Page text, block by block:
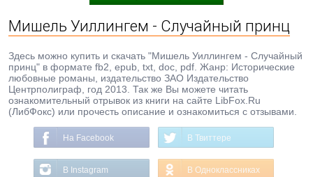
Мишель Уиллингем - Случайный принц
Здесь можно купить и скачать "Мишель Уиллингем - Случайный
принц" в формате fb2, epub, txt, doc, pdf. Жанр: Исторические
любовные романы, издательство ЗАО Издательство
Центрполиграф, год 2013. Так же Вы можете читать
ознакомительный отрывок из книги на сайте LibFox.Ru
(ЛибФокс) или прочесть описание и ознакомиться с отзывами.
На Facebook В Твиттере
В Instagram В Одноклассниках